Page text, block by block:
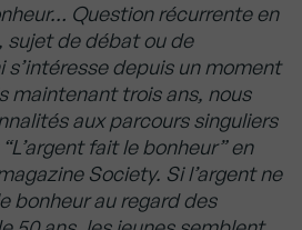
Question récurrente en
sujet de débat ou de
s’intéresse depuis un moment
maintenant trois ans, nous
aux parcours singuliers
fait le bonheur” en
Society. Si l’argent ne
bonheur au regard des